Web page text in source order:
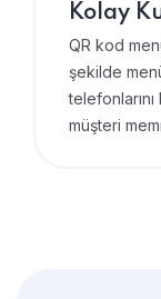
Kolay
QR kod
şekilde
müşteri